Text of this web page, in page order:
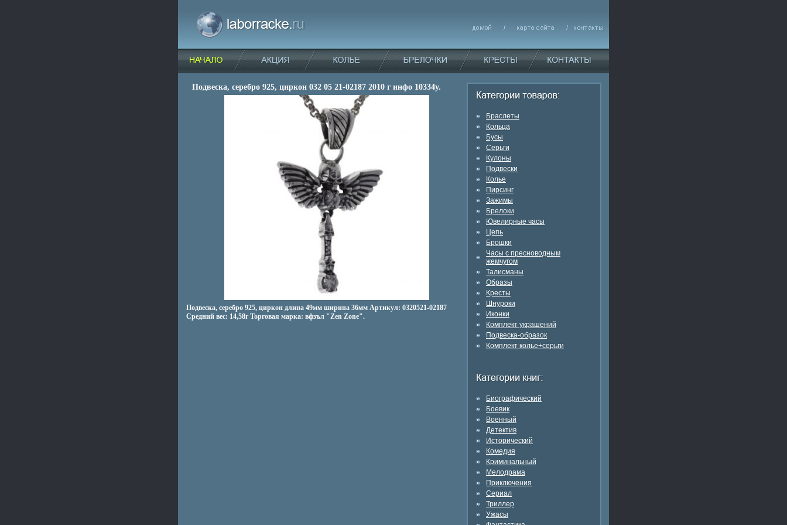
Подвеска, серебро 925, циркон 032 05 21-02187 2010 г инфо 10334y.
Подвеска, серебро 925, циркон длина 49мм ширина 36мм Артикул: 0320521-02187
Средний вес: 14,58г Торговая марка: вфзъл "Zen Zone".
Браслеты
Кольца
Бусы
Серьги
Кулоны
Подвески
Колье
Пирсинг
Зажимы
Брелоки
Ювелирные часы
Цепь
Брошки
Часы с пресноводным
жемчугом
Талисманы
Образы
Кресты
Шнуроки
Иконки
Комплект украшений
Подвеска-образок
Комплект колье+серьги
Биографический
Боевик
Военный
Детектив
Исторический
Комедия
Криминальный
Мелодрама
Приключения
Сериал
Триллер
Ужасы